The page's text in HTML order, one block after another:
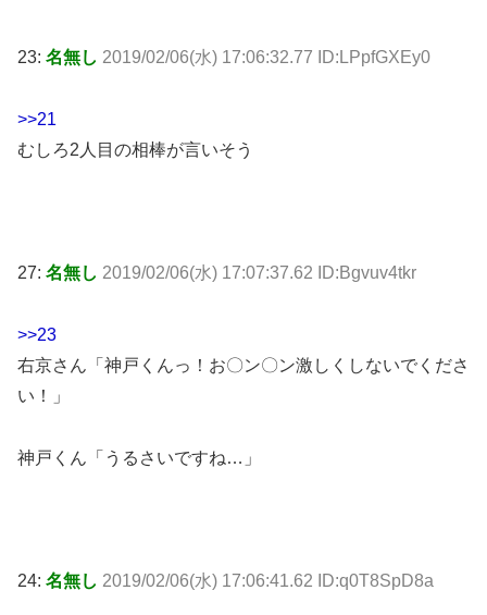
23: 名無し 2019/02/06(水) 17:06:32.77 ID:LPpfGXEy0
>>21
むしろ2人目の相棒が言いそう
27: 名無し 2019/02/06(水) 17:07:37.62 ID:Bgvuv4tkr
>>23
右京さん「神戸くんっ！お〇ン〇ン激しくしないでくださ
い！」
神戸くん「うるさいですね…」
24: 名無し 2019/02/06(水) 17:06:41.62 ID:q0T8SpD8a